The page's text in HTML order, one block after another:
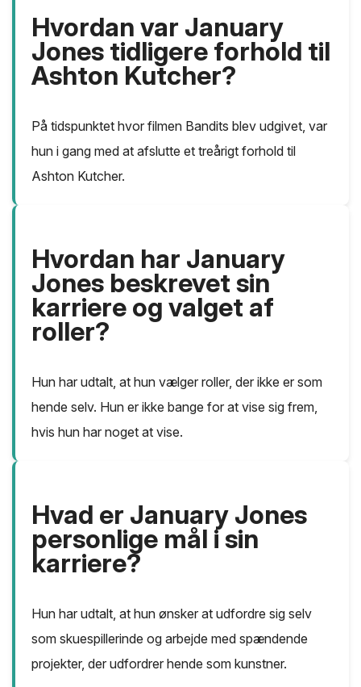
Hvordan var January
Jones tidligere forhold til
Ashton Kutcher?
På tidspunktet hvor filmen Bandits blev udgivet, var
hun i gang med at afslutte et treårigt forhold til
Ashton Kutcher.
Hvordan har January
Jones beskrevet sin
karriere og valget af
roller?
Hun har udtalt, at hun vælger roller, der ikke er som
hende selv. Hun er ikke bange for at vise sig frem,
hvis hun har noget at vise.
Hvad er January Jones
personlige mål i sin
karriere?
Hun har udtalt, at hun ønsker at udfordre sig selv
som skuespillerinde og arbejde med spændende
projekter, der udfordrer hende som kunstner.